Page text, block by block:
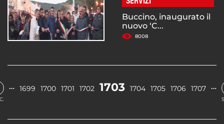
Buccino, inaugurato il
nuovo ‘C...
8008
… 1699 1700 1701 1702 1703 1704 1705 1706 1707 …